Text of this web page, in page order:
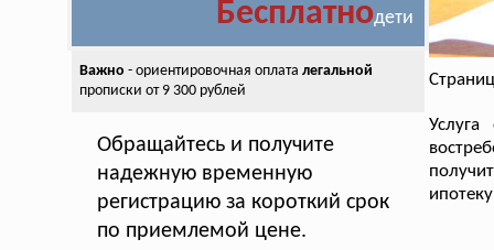
Бесплатнодети
Важно - ориентировочная оплата легальной
прописки от 9 300 рублей
Обращайтесь и получите
надежную временную
регистрацию за короткий срок
по приемлемой цене.